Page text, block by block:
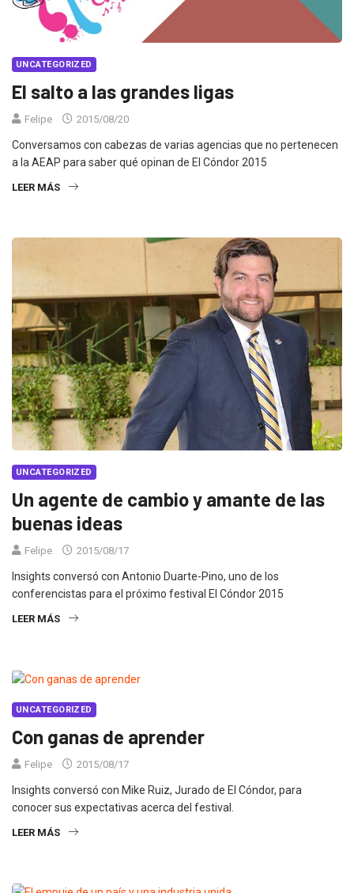
UNCATEGORIZED
El salto a las grandes ligas
Felipe 2015/08/20
Conversamos con cabezas de varias agencias que no pertenecen
a la AEAP para saber qué opinan de El Cóndor 2015
LEER MÁS
UNCATEGORIZED
Un agente de cambio y amante de las
buenas ideas
Felipe 2015/08/17
Insights conversó con Antonio Duarte-Pino, uno de los
conferencistas para el próximo festival El Cóndor 2015
LEER MÁS
UNCATEGORIZED
Con ganas de aprender
Felipe 2015/08/17
Insights conversó con Mike Ruiz, Jurado de El Cóndor, para
conocer sus expectativas acerca del festival.
LEER MÁS